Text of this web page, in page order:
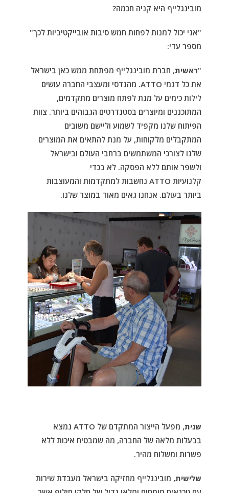
מובינגלייף היא קניה חכמה?
"אני יכול למנות לפחות חמש סיבות אובייקטיביות לכך"
מספר עדי:
"ראשית, חברת מובינגלייף מפתחת ממש כאן בישראל
את כל דגמי ATTO. מהנדסי ומעצבי החברה עושים
לילות כימים על מנת לפתח מוצרים מתקדמים,
המתוכננים ומיוצרים בסטנדרטים הגבוהים ביותר. צוות
הפיתוח שלנו מקפיד לשמוע וליישם משובים
המתקבלים מלקוחות, על מנת להתאים את המוצרים
שלנו לצורכי המשתמשים ברחבי העולם ובישראל
ולשפר אותם ללא הפסקה. לא בכדי
קלנועיות ATTOנחשבות למתקדמות והמעוצבות
ביותר בעולם. אנחנו גאים מאוד במוצר שלנו.
שנית
, מפעל הייצור המתקדם של ATTO נמצא
בבעלות מלאה של החברה, מה שמבטיח איכות ללא
פשרות ומשלוח מהיר.
שלישית, מובינגלייף מחזיקה בישראל מעבדת שירות